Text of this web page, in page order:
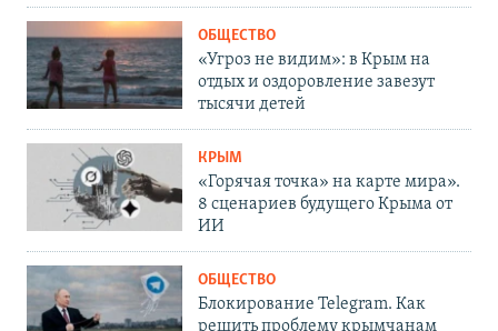
ОБЩЕСТВО
«Угроз не видим»: в Крым на
отдых и оздоровление завезут
тысячи детей
КРЫМ
«Горячая точка» на карте мира».
8 сценариев будущего Крыма от
ИИ
ОБЩЕСТВО
Блокирование Telegram. Как
решить проблему крымчанам